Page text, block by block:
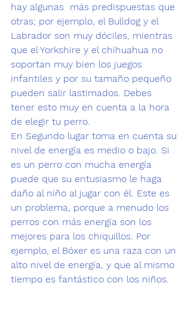
hay algunas  más predispuestas que
otras; por ejemplo, el Bulldog y el
Labrador son muy dóciles, mientras
que el Yorkshire y el chihuahua no
soportan muy bien los juegos
infantiles y por su tamaño pequeño
pueden salir lastimados. Debes
tener esto muy en cuenta a la hora
de elegir tu perro.
En Segundo lugar toma en cuenta su
nivel de energía es medio o bajo. Si
es un perro con mucha energía
puede que su entusiasmo le haga
daño al niño al jugar con él. Este es
un problema, porque a menudo los
perros con más energía son los
mejores para los chiquillos. Por
ejemplo, el Bóxer es una raza con un
alto nivel de energía, y que al mismo
tiempo es fantástico con los niños.